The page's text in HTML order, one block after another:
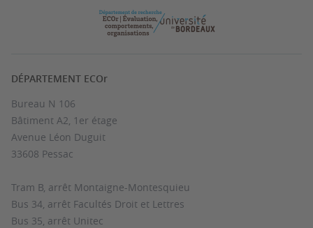
DÉPARTEMENT ECOr
Bureau N 106
Bâtiment A2, 1er étage
Avenue Léon Duguit
33608 Pessac
Tram B, arrêt Montaigne-Montesquieu
Bus 34, arrêt Facultés Droit et Lettres
Bus 35, arrêt Unitec